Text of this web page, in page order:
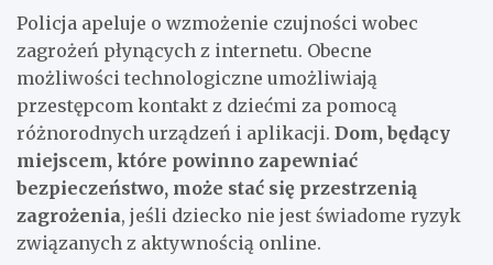
Policja apeluje o wzmożenie czujności wobec
zagrożeń płynących z internetu. Obecne
możliwości technologiczne umożliwiają
przestępcom kontakt z dziećmi za pomocą
różnorodnych urządzeń i aplikacji. Dom, będący
miejscem, które powinno zapewniać
bezpieczeństwo, może stać się przestrzenią
zagrożenia, jeśli dziecko nie jest świadome ryzyk
związanych z aktywnością online.